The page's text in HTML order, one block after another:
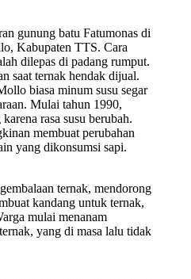
gunung batu Fatumonas di
Kabupaten TTS. Cara
dilepas di padang rumput.
saat ternak hendak dijual.
biasa minum susu segar
Mulai tahun 1990,
rasa susu berubah.
membuat perubahan
yang dikonsumsi sapi.
ternak, mendorong
kandang untuk ternak,
mulai menanam
yang di masa lalu tidak